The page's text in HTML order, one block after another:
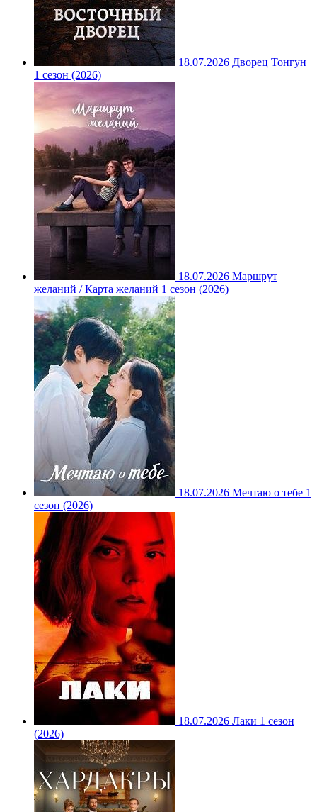
18.07.2026 Дворец Тонгун
1 сезон (2026)
18.07.2026 Маршрут
желаний / Карта желаний 1 сезон (2026)
18.07.2026 Мечтаю о тебе 1
сезон (2026)
18.07.2026 Лаки 1 сезон
(2026)